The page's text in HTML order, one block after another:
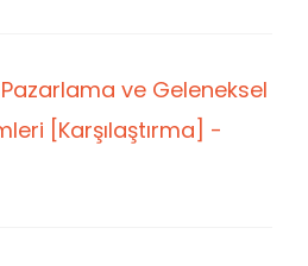
ve Geleneksel
[Karşılaştırma] -